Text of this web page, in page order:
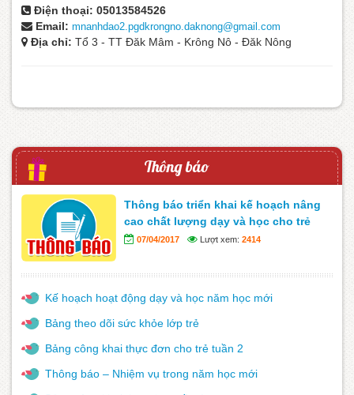
Điện thoại: 05013584526
Email: mnanhdao2.pgdkrongno.daknong@gmail.com
Địa chỉ: Tổ 3 - TT Đăk Mâm - Krông Nô - Đăk Nông
Thông báo
Thông báo triển khai kế hoạch nâng
cao chất lượng dạy và học cho trẻ
07/04/2017 Lượt xem: 2414
Kế hoạch hoạt động dạy và học năm học mới
Bảng theo dõi sức khỏe lớp trẻ
Bảng công khai thực đơn cho trẻ tuần 2
Thông báo – Nhiệm vụ trong năm học mới